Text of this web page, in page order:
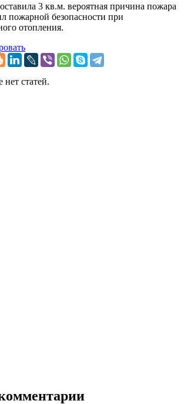
3 кв.м. вероятная причина пожара
пожарной безопасности при
отопления.
нет статей.